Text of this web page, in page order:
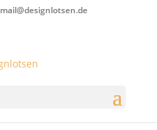
mail@designlotsen.de